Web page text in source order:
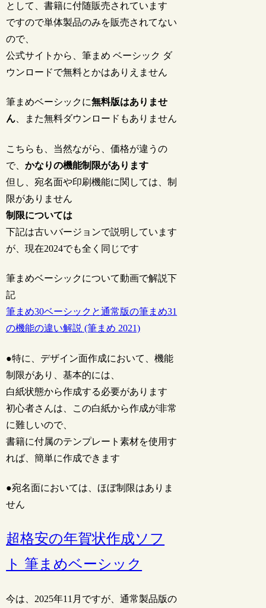
として、書籍に付随販売されています
ですので単体製品のみを販売されてない
ので、
公式サイトから、筆まめ ベーシック ダ
ウンロードで無料とかはありえません
筆まめベーシックに無料版はありませ
ん 、また無料ダウンロードもありません
こちらも、当然ながら、価格が違うの
で、かなりの機能制限があります
但し、宛名面や印刷機能に関しては、制
限がありません
制限については
下記は古いバージョンで説明しています
が、現在2024でも全く同じです
筆まめベーシックについて動画で解説下
記
筆まめ30ベーシックと通常版の筆まめ31
の機能の違い解説 (筆まめ 2021)
●特に、デザイン面作成において、機能
制限があり、基本的には、
白紙状態から作成する必要があります
初心者さんは、この白紙から作成が非常
に難しいので、
書籍に付属のテンプレート素材を使用す
れば、簡単に作成できます
●宛名面においては、ほぼ制限はありま
せん
超格安の年賀状作成ソフ
ト 筆まめベーシック
今は、2025年11月ですが、通常製品版の